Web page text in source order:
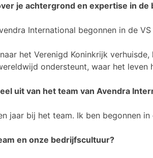
je achtergrond en expertise in de
International begonnen in de
het Verenigd Koninkrijk
ondersteunt, waar het leven
uit van het team van Avendra
jaar bij het team. Ik ben begonnen
en onze bedrijfscultuur?